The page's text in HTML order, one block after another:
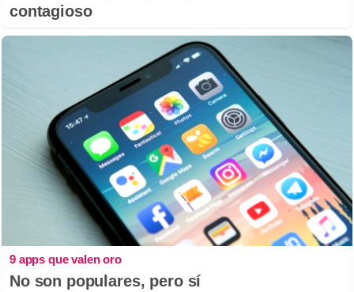
contagioso
9 apps que valen oro
No son populares, pero sí